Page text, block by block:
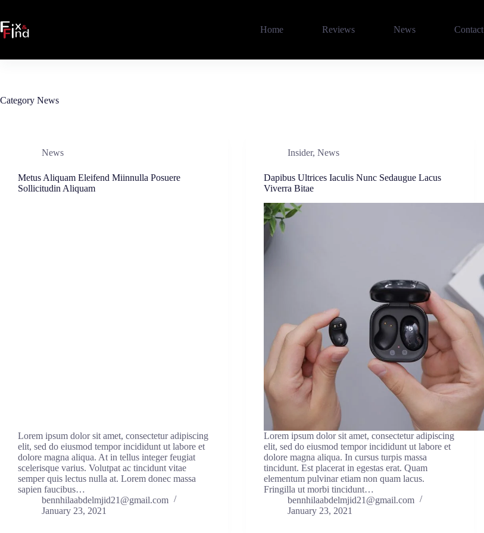
content
Home Reviews News Contact
Category News
News
Metus Aliquam Eleifend Miinnulla Posuere
Sollicitudin Aliquam
Lorem ipsum dolor sit amet, consectetur adipiscing
elit, sed do eiusmod tempor incididunt ut labore et
dolore magna aliqua. At in tellus integer feugiat
scelerisque varius. Volutpat ac tincidunt vitae
semper quis lectus nulla at. Lorem donec massa
sapien faucibus…
bennhilaabdelmjid21@gmail.com
January 23, 2021
Insider,News
Dapibus Ultrices Iaculis Nunc Sedaugue Lacus
Viverra Bitae
Lorem ipsum dolor sit amet, consectetur adipiscing
elit, sed do eiusmod tempor incididunt ut labore et
dolore magna aliqua. In cursus turpis massa
tincidunt. Est placerat in egestas erat. Quam
elementum pulvinar etiam non quam lacus.
Fringilla ut morbi tincidunt…
bennhilaabdelmjid21@gmail.com
January 23, 2021